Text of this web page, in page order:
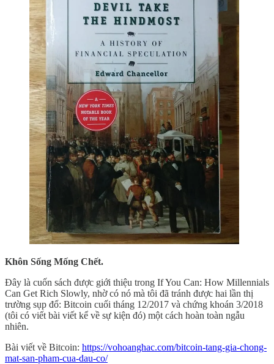
Khôn Sống Mống Chết.
Đây là cuốn sách được giới thiệu trong If You Can: How Millennials
Can Get Rich Slowly, nhờ có nó mà tôi đã tránh được hai lần thị
trường sụp đổ: Bitcoin cuối tháng 12/2017 và chứng khoán 3/2018
(tôi có viết bài viết kể về sự kiện đó) một cách hoàn toàn ngẫu
nhiên.
Bài viết về Bitcoin: https://vohoanghac.com/bitcoin-tang-gia-chong-
mat-san-pham-cua-dau-co/